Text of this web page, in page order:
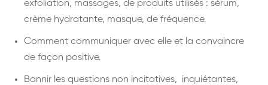
exfoliation, massages, de produits utilisés : sérum,
crème hydratante, masque, de fréquence.
Comment communiquer avec elle et la convaincre
de façon positive.
Bannir les questions non incitatives, inquiétantes,